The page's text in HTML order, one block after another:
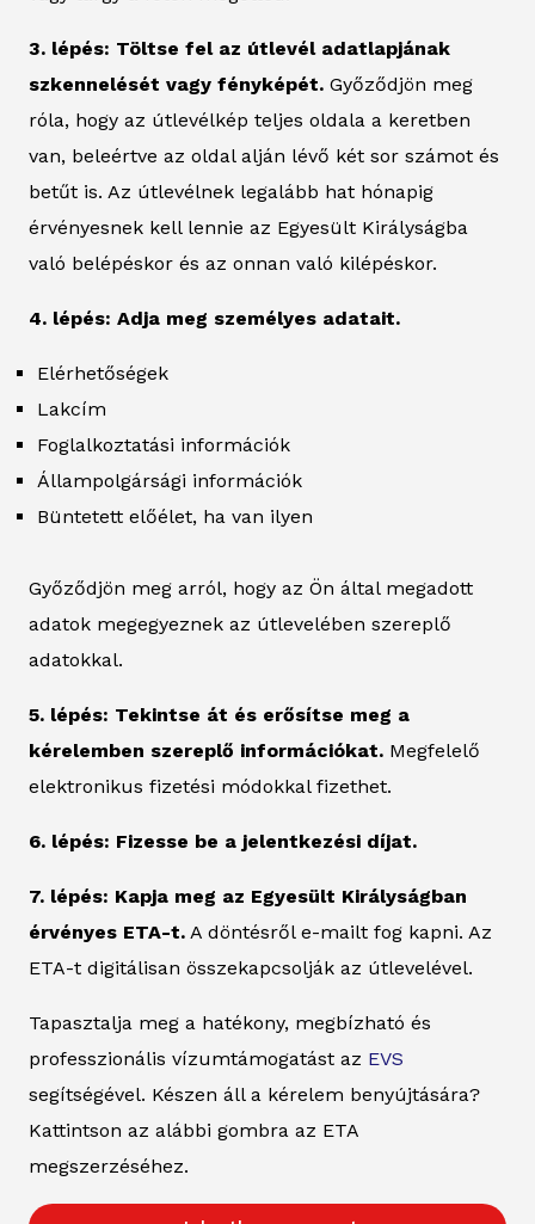
3. lépés: Töltse fel az útlevél adatlapjának
szkennelését vagy fényképét. Győződjön meg
róla, hogy az útlevélkép teljes oldala a keretben
van, beleértve az oldal alján lévő két sor számot és
betűt is. Az útlevélnek legalább hat hónapig
érvényesnek kell lennie az Egyesült Királyságba
való belépéskor és az onnan való kilépéskor.
4. lépés: Adja meg személyes adatait.
Elérhetőségek
Lakcím
Foglalkoztatási információk
Állampolgársági információk
Büntetett előélet, ha van ilyen
Győződjön meg arról, hogy az Ön által megadott
adatok megegyeznek az útlevelében szereplő
adatokkal.
5. lépés: Tekintse át és erősítse meg a
kérelemben szereplő információkat. Megfelelő
elektronikus fizetési módokkal fizethet.
6. lépés: Fizesse be a jelentkezési díjat.
7. lépés: Kapja meg az Egyesült Királyságban
érvényes ETA-t. A döntésről e-mailt fog kapni. Az
ETA-t digitálisan összekapcsolják az útlevelével.
Tapasztalja meg a hatékony, megbízható és
professzionális vízumtámogatást az EVS
segítségével. Készen áll a kérelem benyújtására?
Kattintson az alábbi gombra az ETA
megszerzéséhez.